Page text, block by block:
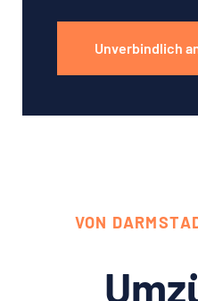
Unverbindlich
VON